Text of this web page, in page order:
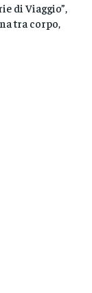
di Viaggio”,
tra corpo,